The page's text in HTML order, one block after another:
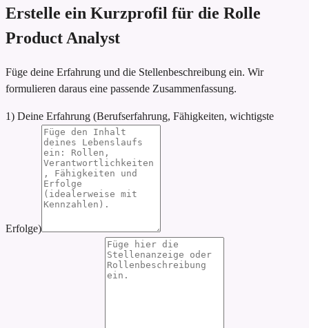
Erstelle ein Kurzprofil für die Rolle
Product Analyst
Füge deine Erfahrung und die Stellenbeschreibung ein. Wir
formulieren daraus eine passende Zusammenfassung.
1) Deine Erfahrung (Berufserfahrung, Fähigkeiten, wichtigste
Erfolge)